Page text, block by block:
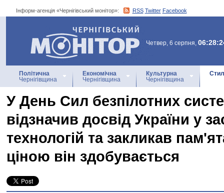
Інформ-агенція «Чернігівський монітор»: RSS Twitter Facebook
Інформ-агенція
«Чернігівський монітор»
Четвер, 6 серпня,
Політична
Чернігівщина
Економічна
Чернігівщина
Культурна
Чернігівщина
У День Сил безпілотних
відзначив досвід України у
технологій та закликав
ціною він здобувається